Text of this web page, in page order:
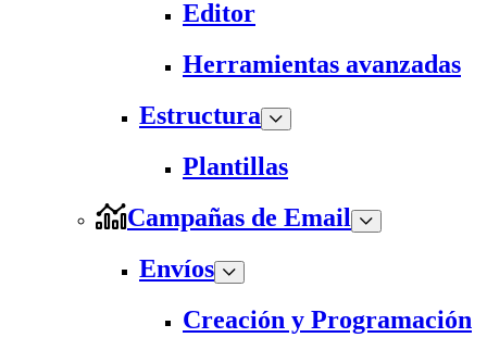
Editor
Herramientas avanzadas
Estructura
Plantillas
Campañas de Email
Envíos
Creación y Programación